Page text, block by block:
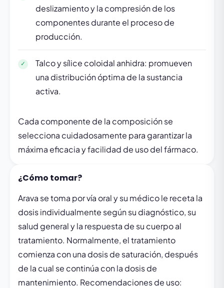
deslizamiento y la compresión de los
componentes durante el proceso de
producción.
Talco y sílice coloidal anhidra: promueven
una distribución óptima de la sustancia
activa.
Cada componente de la composición se
selecciona cuidadosamente para garantizar la
máxima eficacia y facilidad de uso del fármaco.
¿Cómo tomar?
Arava se toma por vía oral y su médico le receta la
dosis individualmente según su diagnóstico, su
salud general y la respuesta de su cuerpo al
tratamiento. Normalmente, el tratamiento
comienza con una dosis de saturación, después
de la cual se continúa con la dosis de
mantenimiento. Recomendaciones de uso: